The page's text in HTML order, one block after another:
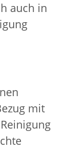
auch in
mit